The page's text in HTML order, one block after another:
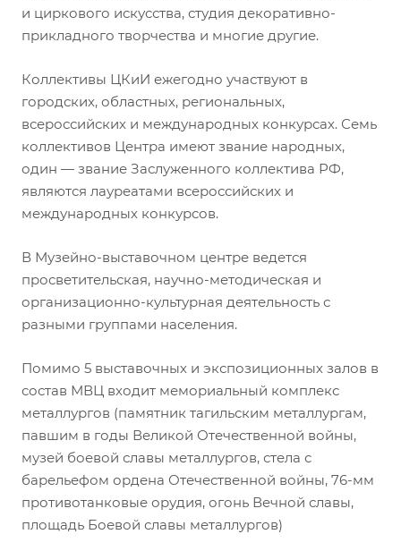
и циркового искусства, студия декоративно-
прикладного творчества и многие другие.
Коллективы ЦКиИ ежегодно участвуют в
городских, областных, региональных,
всероссийских и международных конкурсах. Семь
коллективов Центра имеют звание народных,
один — звание Заслуженного коллектива РФ,
являются лауреатами всероссийских и
международных конкурсов.
В Музейно-выставочном центре ведется
просветительская, научно-методическая и
организационно-культурная деятельность с
разными группами населения.
Помимо 5 выставочных и экспозиционных залов в
состав МВЦ входит мемориальный комплекс
металлургов (памятник тагильским металлургам,
павшим в годы Великой Отечественной войны,
музей боевой славы металлургов, стела с
барельефом ордена Отечественной войны, 76-мм
противотанковые орудия, огонь Вечной славы,
площадь Боевой славы металлургов)